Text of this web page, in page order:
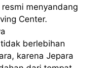
menyandang
Center.
berlebihan
karena Jepara